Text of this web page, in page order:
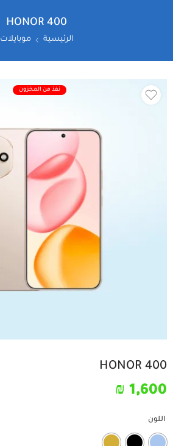
HONOR 400
الرئيسية موبايلات
نفذ من المخزون
HONOR 400
1,600
₪
اللون